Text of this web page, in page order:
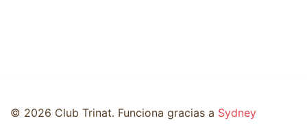
© 2026 Club Trinat. Funciona gracias a Sydney